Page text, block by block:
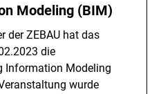
Modeling (BIM)
der ZEBAU hat das
die
Information Modeling
wurde